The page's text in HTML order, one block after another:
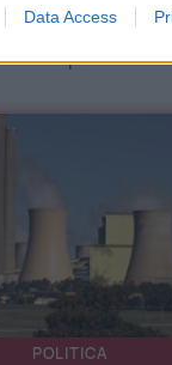
Data Access
de
încep azi
POLITICA